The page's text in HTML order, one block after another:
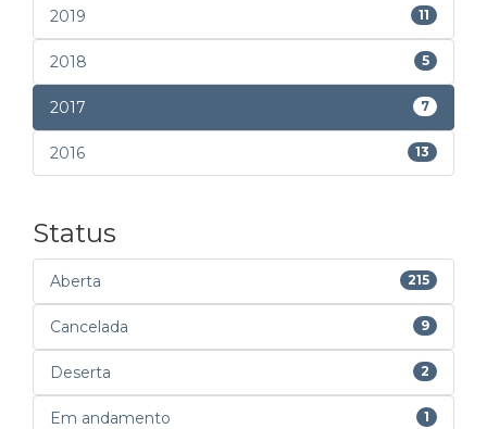
2019 11
2018 5
2017 7
2016 13
Status
Aberta 215
Cancelada 9
Deserta 2
Em andamento 1